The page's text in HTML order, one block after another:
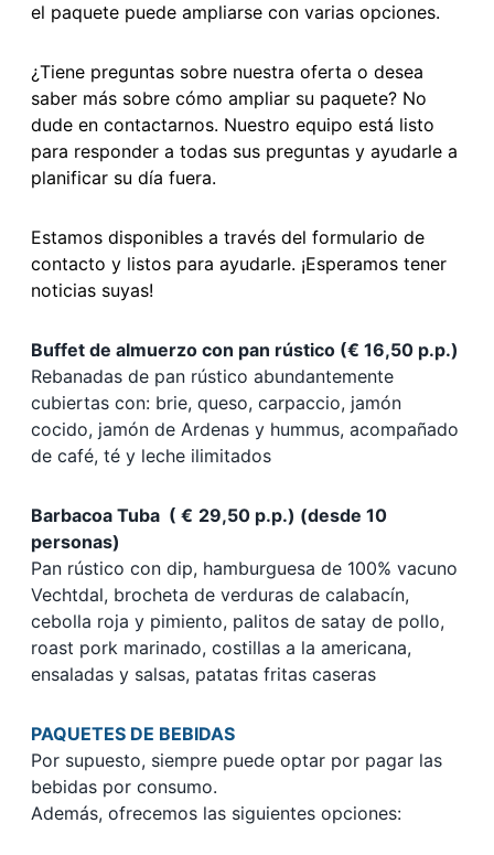
el paquete puede ampliarse con varias opciones.
¿Tiene preguntas sobre nuestra oferta o desea
saber más sobre cómo ampliar su paquete? No
dude en contactarnos. Nuestro equipo está listo
para responder a todas sus preguntas y ayudarle a
planificar su día fuera.
Estamos disponibles a través del formulario de
contacto y listos para ayudarle. ¡Esperamos tener
noticias suyas!
Buffet de almuerzo con pan rústico (€ 16,50 p.p.)
Rebanadas de pan rústico abundantemente
cubiertas con: brie, queso, carpaccio, jamón
cocido, jamón de Ardenas y hummus, acompañado
de café, té y leche ilimitados
Barbacoa Tuba ( € 29,50 p.p.) (desde 10
personas)
Pan rústico con dip, hamburguesa de 100% vacuno
Vechtdal, brocheta de verduras de calabacín,
cebolla roja y pimiento, palitos de satay de pollo,
roast pork marinado, costillas a la americana,
ensaladas y salsas, patatas fritas caseras
PAQUETES DE BEBIDAS
Por supuesto, siempre puede optar por pagar las
bebidas por consumo.
Además, ofrecemos las siguientes opciones: